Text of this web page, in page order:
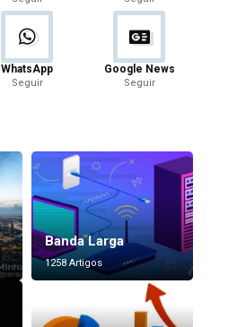
WhatsApp
Seguir
Google News
Seguir
Banda Larga
1258 Artigos